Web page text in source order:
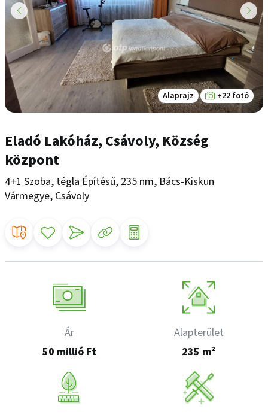
Alaprajz +22 fotó
Eladó Lakóház, Csávoly, Község
központ
4+1 Szoba, tégla Építésű, 235 nm, Bács-Kiskun
Vármegye, Csávoly
Ár
50 millió Ft
Alapterület
235 m²